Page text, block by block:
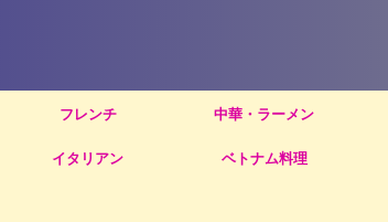
フレンチ 中華・ラーメン
イタリアン ベトナム料理